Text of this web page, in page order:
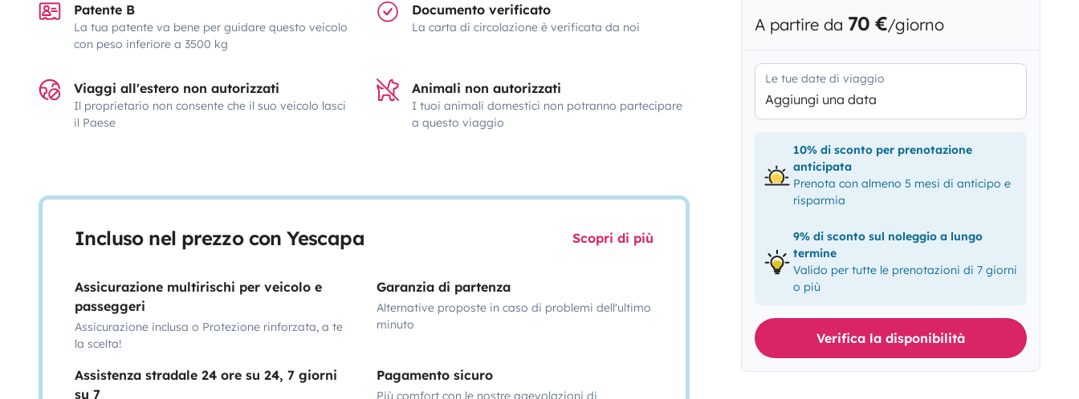
Patente B
La tua patente va bene per guidare questo veicolo
con peso inferiore a 3500 kg
Documento verificato
La carta di circolazione è verificata da noi
Viaggi all'estero non autorizzati
Il proprietario non consente che il suo veicolo lasci
il Paese
Animali non autorizzati
I tuoi animali domestici non potranno partecipare
a questo viaggio
Incluso nel prezzo con Yescapa Scopri di più
Assicurazione multirischi per veicolo e
passeggeri
Assicurazione inclusa o Protezione rinforzata, a te
la scelta!
Garanzia di partenza
Alternative proposte in caso di problemi dell'ultimo
minuto
Assistenza stradale 24 ore su 24, 7 giorni
su 7
Pagamento sicuro
Più comfort con le nostre agevolazioni di
A partire da 70 €/giorno
Le tue date di viaggio
Aggiungi una data
10% di sconto per prenotazione
anticipata
Prenota con almeno 5 mesi di anticipo e
risparmia
9% di sconto sul noleggio a lungo
termine
Valido per tutte le prenotazioni di 7 giorni
o più
Verifica la disponibilità